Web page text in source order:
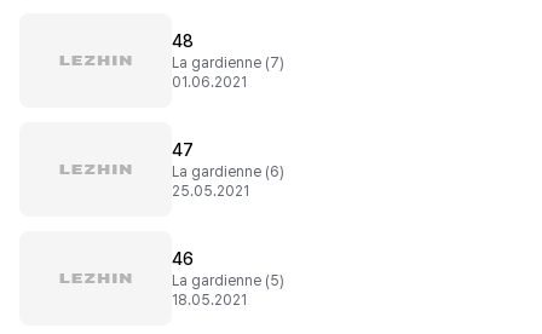
48
La gardienne (7)
01.06.2021
47
La gardienne (6)
25.05.2021
46
La gardienne (5)
18.05.2021